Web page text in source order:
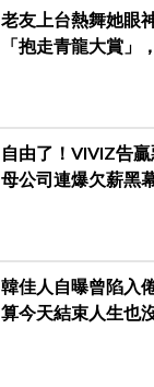
老友上台熱舞她眼
「抱走青龍大賞」
自由了！VIVIZ告
母公司連爆欠薪黑
韓佳人自曝曾陷入
算今天結束人生也